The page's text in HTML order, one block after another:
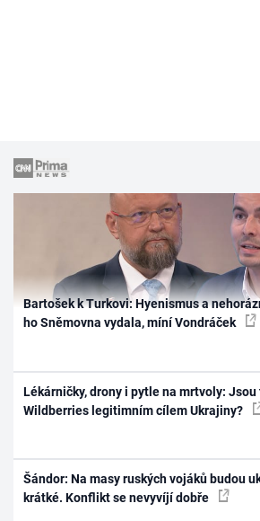
Bartošek k Turkovi: Hyenismus a
ho Sněmovna vydala, míní Vondráček
Lékárničky, drony i pytle na mrtvoly:
Wildberries legitimním cílem Ukrajiny?
Šándor: Na masy ruských vojáků budou
krátké. Konflikt se nevyvíjí dobře